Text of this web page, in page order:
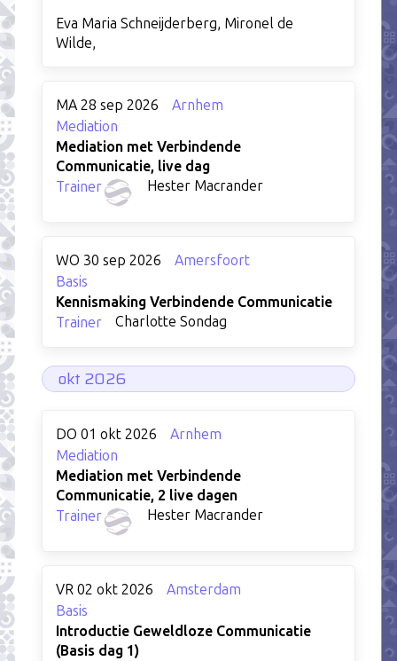
Eva Maria Schneijderberg, Mironel de
Wilde,
MA 28 sep 2026
Arnhem
Mediation
Mediation met Verbindende
Communicatie, live dag
Trainer
Hester Macrander
WO 30 sep 2026
Amersfoort
Basis
Kennismaking Verbindende Communicatie
Trainer
Charlotte Sondag
okt 2026
DO 01 okt 2026
Arnhem
Mediation
Mediation met Verbindende
Communicatie, 2 live dagen
Trainer
Hester Macrander
VR 02 okt 2026
Amsterdam
Basis
Introductie Geweldloze Communicatie
(Basis dag 1)